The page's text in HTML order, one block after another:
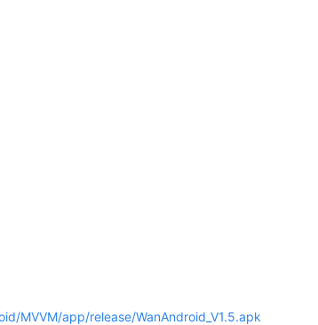
MVVM/app/release/WanAndroid_V1.5.apk